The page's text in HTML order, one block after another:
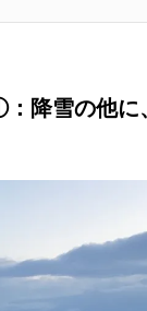
降雪の他に